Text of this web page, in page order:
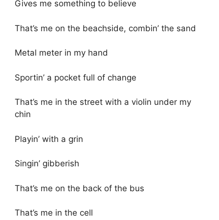
Gives me something to believe
That’s me on the beachside, combin’ the sand
Metal meter in my hand
Sportin’ a pocket full of change
That’s me in the street with a violin under my
chin
Playin’ with a grin
Singin’ gibberish
That’s me on the back of the bus
That’s me in the cell